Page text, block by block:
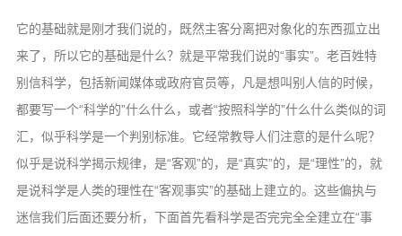
它的基础就是刚才我们说的，既然主客分离把对象化的东西孤立出
来了，所以它的基础是什么？就是平常我们说的“事实”。老百姓特
别信科学，包括新闻媒体或政府官员等，凡是想叫别人信的时候，
都要写一个“科学的”什么什么，或者“按照科学的”什么什么类似的词
汇，似乎科学是一个判别标准。它经常教导人们注意的是什么呢？
似乎是说科学揭示规律，是“客观”的，是“真实”的，是“理性”的，就
是说科学是人类的理性在“客观事实”的基础上建立的。这些偏执与
迷信我们后面还要分析，下面首先看科学是否完完全全建立在“事